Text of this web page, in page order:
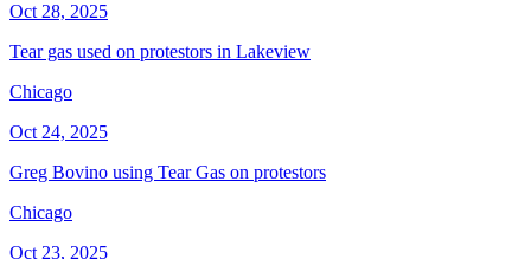
Oct 28, 2025
Tear gas used on protestors in Lakeview
Chicago
Oct 24, 2025
Greg Bovino using Tear Gas on protestors
Chicago
Oct 23, 2025